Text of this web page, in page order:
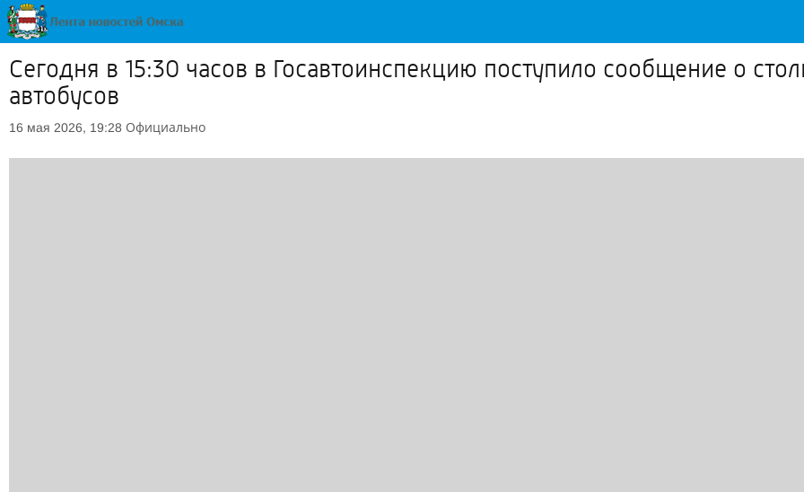
Сегодня в 15:30 часов в Госавтоинспекцию поступило сообщение о
автобусов
16 мая 2026, 19:28 Официально